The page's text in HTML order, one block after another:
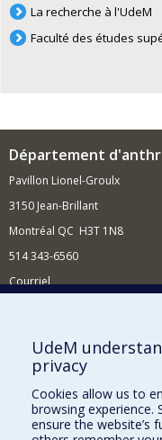
La recherche à l'UdeM
Faculté des études
Département
Pavillon Lionel-Groulx
3150 Jean-Brillant
Montréal QC H3T 1N8
514 343-6560
Courriel
Comment soutenir le
BESOIN D'AIDE?
Plan du site
Signaler une erreur
UdeM
privacy
Cookies allow us to
browsing experience.
ensure the website’s